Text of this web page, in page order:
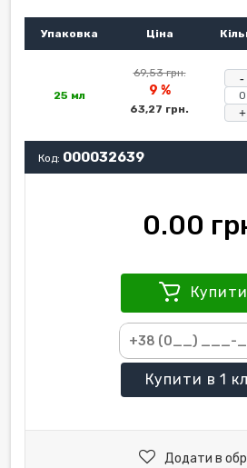
Упаковка Ціна
25 мл
69,53 грн.
9 %
63,27 грн. +
Код: 000032639
0.00
Купити
Купити в 1
Додати в